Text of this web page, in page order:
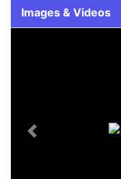
Images & Videos
Previous